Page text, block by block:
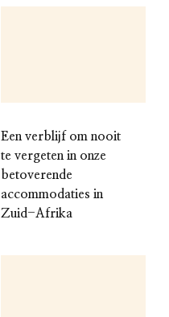
Een verblijf om nooit
te vergeten in onze
betoverende
accommodaties in
Zuid-Afrika